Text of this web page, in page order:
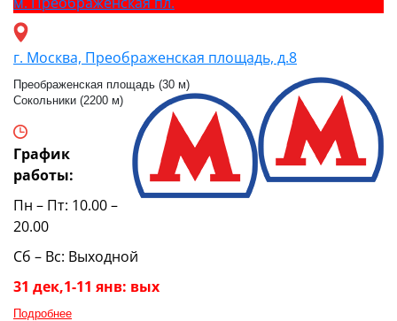
г. Москва, Преображенская площадь, д.8
Преображенская площадь (30 м)
Сокольники (2200 м)
График
работы:
Пн – Пт: 10.00 –
20.00
Сб – Вс: Выходной
31 дек,1-11 янв: вых
Подробнее